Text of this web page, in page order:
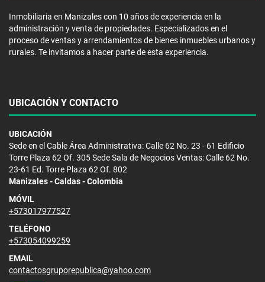
Inmobiliaria en Manizales con 10 años de experiencia en la
administración y venta de propiedades. Especializados en el
proceso de ventas y arrendamientos de bienes inmuebles urbanos y
rurales. Te invitamos a hacer parte de esta experiencia.
UBICACIÓN Y CONTACTO
UBICACIÓN
Sede en el Cable Área Administrativa: Calle 62 No. 23 - 61 Edificio
Torre Plaza 62 Of. 305 Sede Sala de Negocios Ventas: Calle 62 No.
23-61 Ed. Torre Plaza 62 Of. 802
Manizales - Caldas - Colombia
MÓVIL
+573017977527
TELÉFONO
+573054099259
EMAIL
contactosgruporepublica@yahoo.com